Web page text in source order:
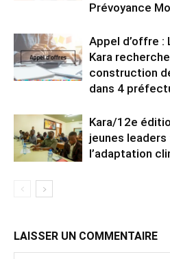
Prévoyance
Appel d’offre :
Kara
construction
dans 4
Kara/12e
jeunes
l’adaptation
LAISSER UN COMMENTAIRE